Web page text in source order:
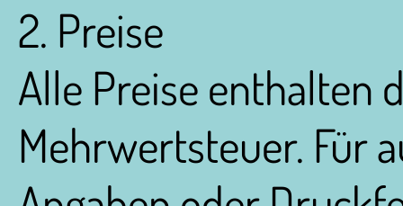
2. Preise
Alle Preise enthalten
Mehrwertsteuer. Für